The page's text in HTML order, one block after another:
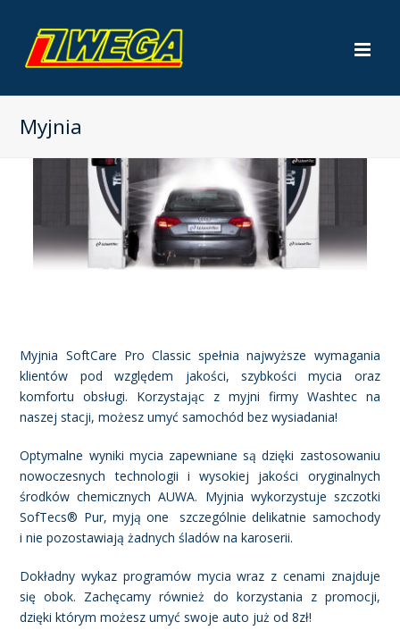
Myjnia
Myjnia SoftCare Pro Classic spełnia najwyższe wymagania
klientów pod względem jakości, szybkości mycia oraz
komfortu obsługi. Korzystając z myjni firmy Washtec na
naszej stacji, możesz umyć samochód bez wysiadania!
Optymalne wyniki mycia zapewniane są dzięki zastosowaniu
nowoczesnych technologii i wysokiej jakości oryginalnych
środków chemicznych AUWA. Myjnia wykorzystuje szczotki
SofTecs® Pur, myją one szczególnie delikatnie samochody
i nie pozostawiają żadnych śladów na karoserii.
Dokładny wykaz programów mycia wraz z cenami znajduje
się obok. Zachęcamy również do korzystania z promocji,
dzięki którym możesz umyć swoje auto już od 8zł!